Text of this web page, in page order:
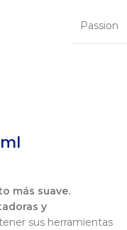
Passion
más suave.
y
sus herramientas